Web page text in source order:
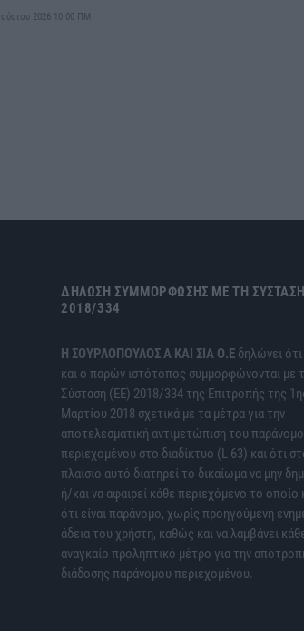
2026 10:00 ΠΜ
ΔΉΛΩΣΗ ΣΥΜΜΌΡΦΩΣΗΣ ΜΕ ΤΗ
2018/334
H ΣΟΥΡΛΟΠΟΥΛΟΣ Α ΚΑΙ ΣΙΑ Ο.Ε δηλώνει ότι
και ο παρών ιστότοπος συμμορφώνονται με
Σύσταση (ΕΕ) 2018/334 της Επιτροπής της
Μαρτίου 2018 σχετικά με τα μέτρα για την
αποτελεσματική αντιμετώπιση του
περιεχομένου στο διαδίκτυο (L 63) και ότι
πλαίσιο αυτό διατηρεί το δικαίωμα να μην
ή/και να αφαιρεί κάθε περιεχόμενο το οποίο
ότι είναι παράνομο, χωρίς προηγούμενη
άδεια του χρήστη, καθώς και να λαμβάνει
αναγκαίο προληπτικό μέτρο για την
διάδοσης παράνομου περιεχομένου.